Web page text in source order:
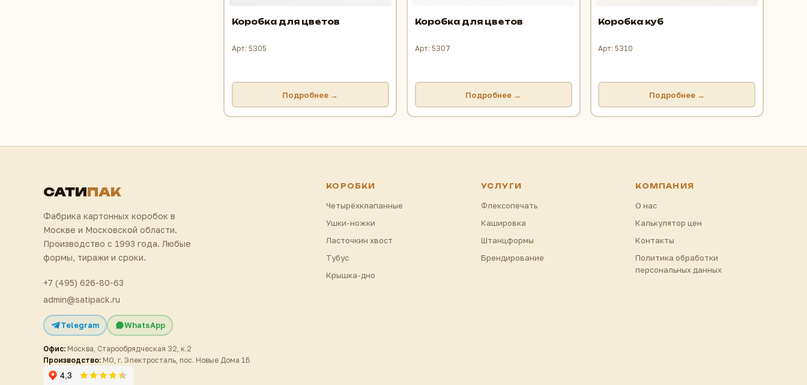
Коробка для цветов
Арт: 5305
Подробнее →
Коробка для цветов
Арт: 5307
Подробнее →
Коробка куб
Арт: 5310
Подробнее →
САТИПАК
Фабрика картонных коробок в
Москве и Московской области.
Производство с 1993 года. Любые
формы, тиражи и сроки.
+7 (495) 626-80-63
admin@satipack.ru
Telegram WhatsApp
Офис: Москва, Старообрядческая 32, к.2
Производство: МО, г. Электросталь, пос. Новые Дома 1Б
КОРОБКИ
Четырёхклапанные
Ушки-ножки
Ласточкин хвост
Тубус
Крышка-дно
УСЛУГИ
Флексопечать
Кашировка
Штанцформы
Брендирование
КОМПАНИЯ
О нас
Калькулятор цен
Контакты
Политика обработки
персональных данных